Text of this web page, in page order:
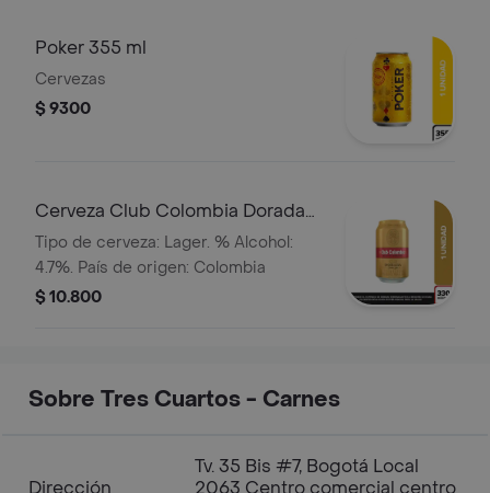
Poker 355 ml
Cervezas
$ 9300
Cerveza Club Colombia Dorada
Lta 330ml
Tipo de cerveza: Lager. % Alcohol:
4.7%. País de origen: Colombia
$ 10.800
Sobre Tres Cuartos - Carnes
Dirección
Tv. 35 Bis #7, Bogotá Local
2063 Centro comercial centro